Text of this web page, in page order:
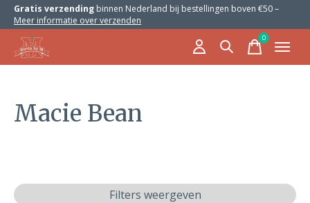
Gratis verzending binnen Nederland bij bestellingen boven €50 –
Meer informatie over verzenden
0items
Macie Bean
Filters weergeven